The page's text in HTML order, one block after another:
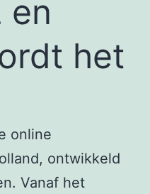
en
het
online
ontwikkeld
Vanaf het